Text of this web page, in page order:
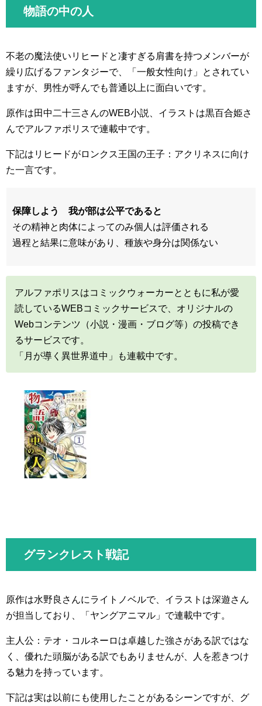
物語の中の人
不老の魔法使いリヒードと凄すぎる肩書を持つメンバーが
繰り広げるファンタジーで、「一般女性向け」とされてい
ますが、男性が呼んでも普通以上に面白いです。
原作は田中二十三さんのWEB小説、イラストは黒百合姫さ
んでアルファポリスで連載中です。
下記はリヒードがロンクス王国の王子：アクリネスに向け
た一言です。
保障しよう 我が部は公平であると
その精神と肉体によってのみ個人は評価される
過程と結果に意味があり、種族や身分は関係ない
アルファポリスはコミックウォーカーとともに私が愛
読しているWEBコミックサービスで、オリジナルの
Webコンテンツ（小説・漫画・ブログ等）の投稿でき
るサービスです。
「月が導く異世界道中」も連載中です。
グランクレスト戦記
原作は水野良さんにライトノベルで、イラストは深遊さん
が担当しており、「ヤングアニマル」で連載中です。
主人公：テオ・コルネーロは卓越した強さがある訳ではな
く、優れた頭脳がある訳でもありませんが、人を惹きつけ
る魅力を持っています。
下記は実は以前にも使用したことがあるシーンですが、グ